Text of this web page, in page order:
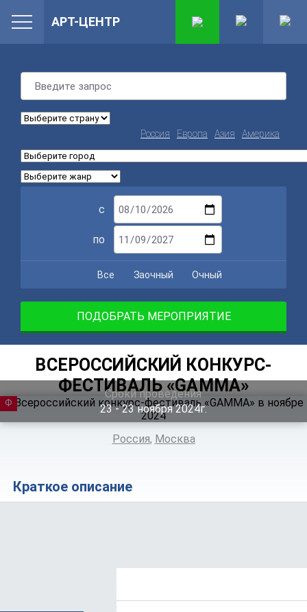
Россия Европа Азия Америка
с
по
Все Заочный Очный
ПОДОБРАТЬ МЕРОПРИЯТИЕ
ВСЕРОССИЙСКИЙ КОНКУРС-
ФЕСТИВАЛЬ «GAMMA»
Сроки проведения
23 ‐ 23ноября 2024г.
ФЕСТИВАЛЬ
Россия, Москва
Краткое описание
АРТ-ЦЕНТР